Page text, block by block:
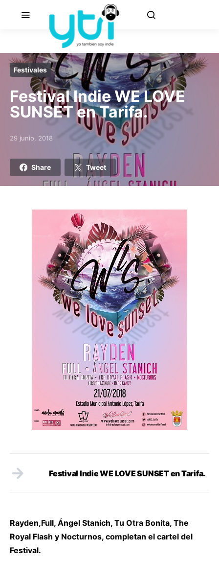
Festivales
Festival Indie WE LOVE
SUNSET en Tarifa.
Posted on
29 junio, 2018
Share Tweet
Festival Indie WE LOVE SUNSET en Tarifa.
Rayden,Full, Ángel Stanich, Tu Otra Bonita, The
Royal Flash y Nocturnos, completan el cartel del
Festival.